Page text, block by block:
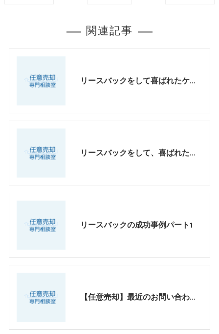
関連記事
リースバックをして喜ばれたケース パートⅢ
リースバックをして、喜ばれたケース、パートⅡ
リースバックの成功事例パート1
【任意売却】最近のお問い合わせ傾向パート2